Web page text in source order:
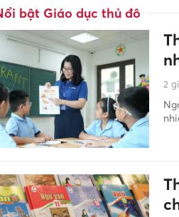
bật Giáo dục thủ đô
2